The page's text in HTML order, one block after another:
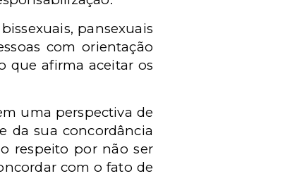
pansexuais
com orientação
que afirma aceitar os
uma perspectiva de
da sua concordância
respeito por não ser
com o fato de